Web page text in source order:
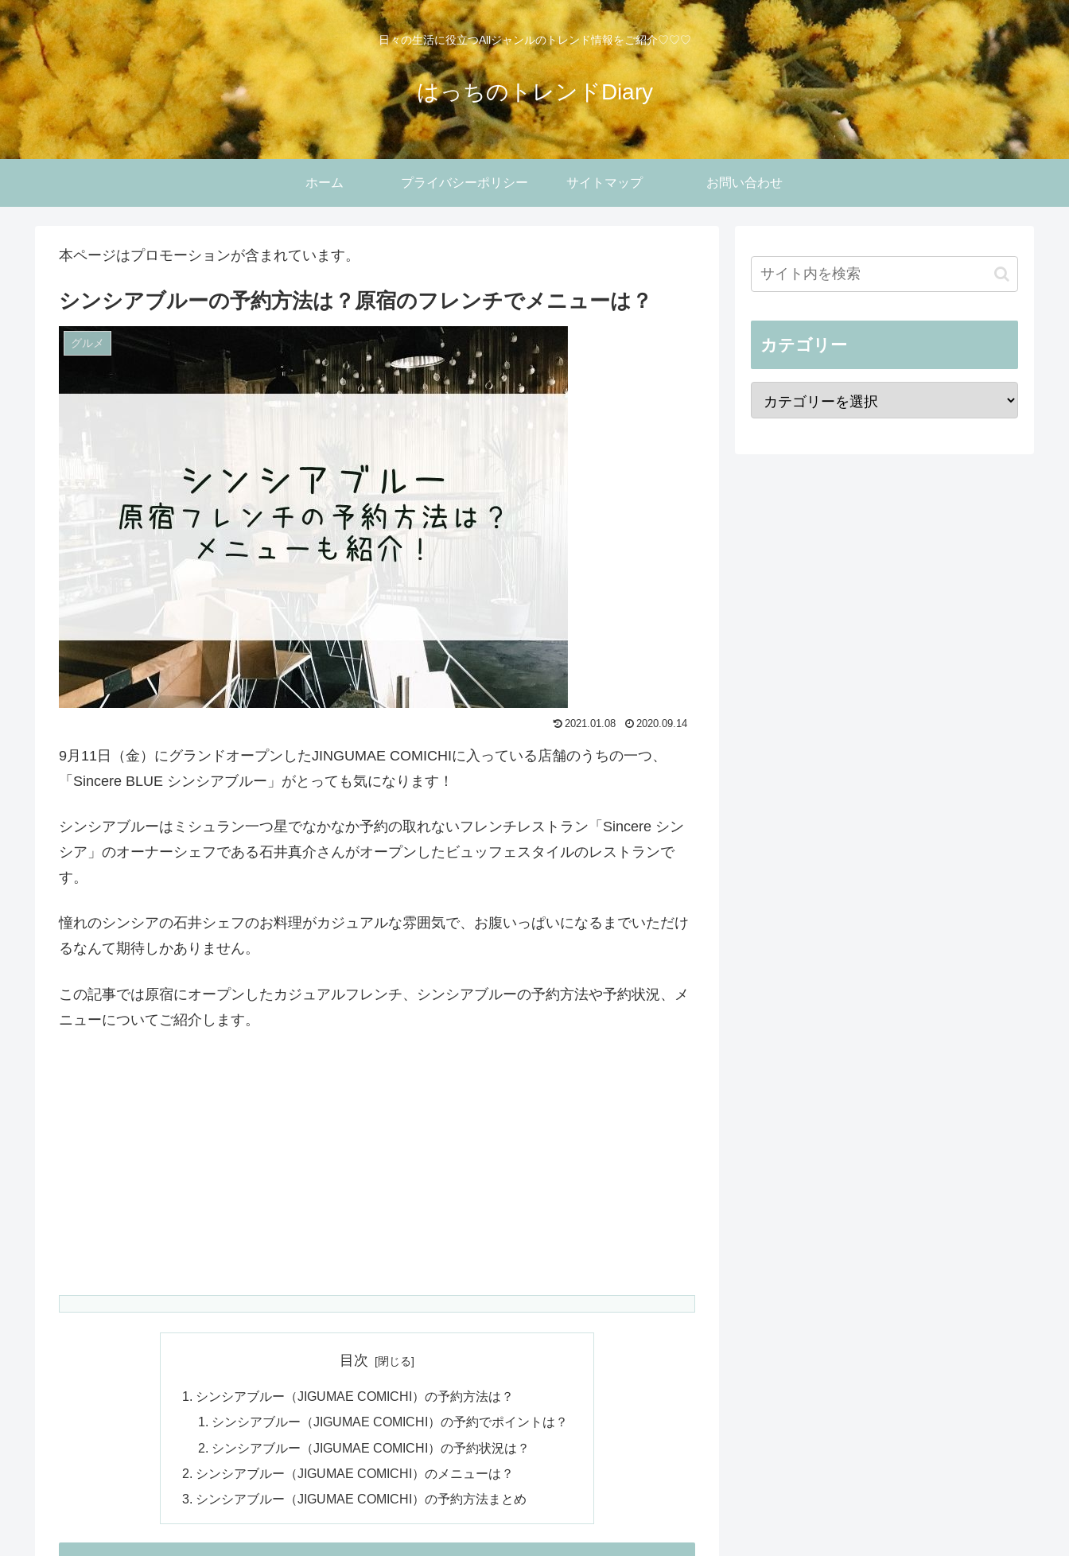
日々の生活に役立つAllジャンルのトレンド情報をご紹介♡♡♡
はっちのトレンドDiary
ホーム プライバシーポリシー サイトマップ お問い合わせ
本ページはプロモーションが含まれています。
シンシアブルーの予約方法は？原宿のフレンチでメニューは？
グルメ
2021.01.08 2020.09.14
9月11日（金）にグランドオープンしたJINGUMAE COMICHIに入っている店舗のうちの一つ、
「Sincere BLUE シンシアブルー」がとっても気になります！
シンシアブルーはミシュラン一つ星でなかなか予約の取れないフレンチレストラン「Sincere シン
シア」のオーナーシェフである石井真介さんがオープンしたビュッフェスタイルのレストランで
す。
憧れのシンシアの石井シェフのお料理がカジュアルな雰囲気で、お腹いっぱいになるまでいただけ
るなんて期待しかありません。
この記事では原宿にオープンしたカジュアルフレンチ、シンシアブルーの予約方法や予約状況、メ
ニューについてご紹介します。
目次
シンシアブルー（JIGUMAE COMICHI）の予約方法は？
シンシアブルー（JIGUMAE COMICHI）の予約でポイントは？
シンシアブルー（JIGUMAE COMICHI）の予約状況は？
シンシアブルー（JIGUMAE COMICHI）のメニューは？
シンシアブルー（JIGUMAE COMICHI）の予約方法まとめ
カテゴリー